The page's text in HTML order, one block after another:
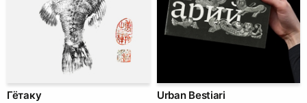
Гётаку Urban Bestiari